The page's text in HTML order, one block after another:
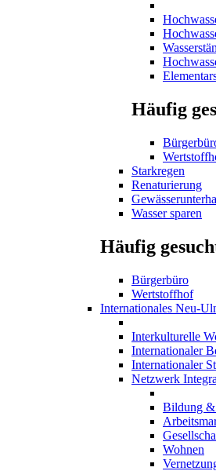
Häufig
Starkregen
Renaturierung
Wasser sparen
Häufig
Bürgerbüro
Wertstoffhof
Internationales Neu-
Interkulturelle
Internationaler
Internationaler
Netzwerk
Bildung &
Wohnen